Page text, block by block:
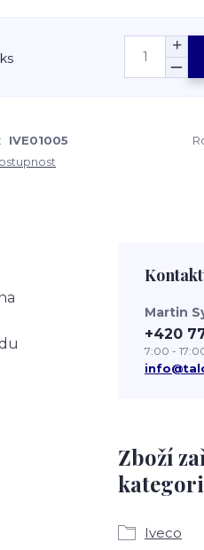
ks
IVE01005
Zboží
Iveco
Martin
+420
7:00 -